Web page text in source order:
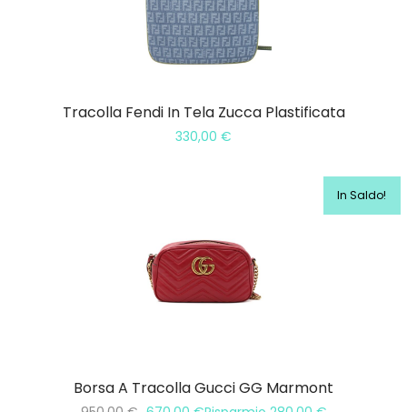
Tracolla Fendi In Tela Zucca Plastificata
330,00 €
In Saldo!
Borsa A Tracolla Gucci GG Marmont